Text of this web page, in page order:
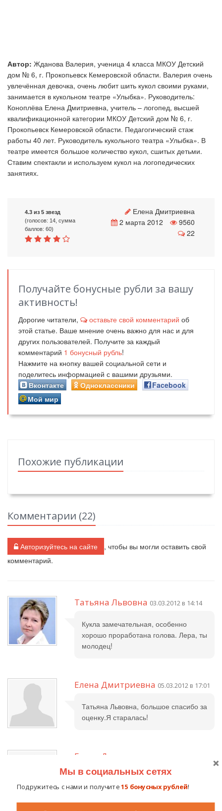
Автор: Жданова Валерия, ученица 4 класса МКОУ Детский
дом № 6, г. Прокопьевск Кемеровской области. Валерия очень
увлечённая девочка, очень любит шить кукол своими руками,
занимается в кукольном театре «Улыбка». Руководитель:
Коноплёва Елена Дмитриевна, учитель – логопед, высшей
квалификационной категории МКОУ Детский дом № 6, г.
Прокопьевск Кемеровской области. Педагогический стаж
работы 40 лет. Руководитель кукольного театра «Улыбка». В
театре имеется большое количество кукол, сшитых детьми.
Ставим спектакли и используем кукол на логопедических
занятиях.
4.3 из 5 звезд
(голосов: 14, сумма
баллов: 60)
Елена Дмитриевна
2 марта 2012
9560
22
Получайте бонусные рубли за вашу
активность!
Дорогие читатели, оставьте свой комментарий об
этой статье. Ваше мнение очень важно для нас и для
других пользователей. Получите за каждый
комментарий 1 бонусный рубль!
Нажмите на кнопку вашей социальной сети и
поделитесь информацией с вашими друзьями.
Вконтакте
Одноклассники
Facebook
Мой мир
Похожие публикации
Комментарии (22)
Авторизуйтесь на сайте
, чтобы вы могли оставить свой
комментарий.
Татьяна Львовна 03.03.2012 в 14:14
Кукла замечательная, особенно
хорошо проработана голова. Лера, ты
молодец!
Елена Дмитриевна 05.03.2012 в 17:01
Татьяна Львовна, большое спасибо за
оценку.Я старалась!
Елена Дмитриевна
Поздравляю с праздником весны!
Мы в социальных сетях
Подружитесь с нами и получите15 бонусных рублей!